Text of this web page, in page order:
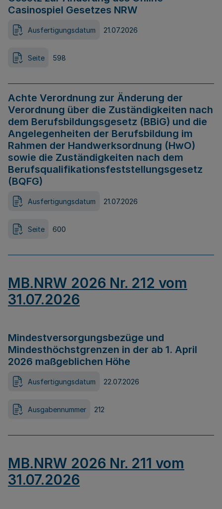
Casinospiel Gesetzes NRW
Ausfertigungsdatum 21.07.2026
Seite 598
Achte Verordnung zur Änderung der
Verordnung über die Zuständigkeiten nach
dem Berufsbildungsgesetz (BBiG) und die
Angelegenheiten der Berufsbildung im
Rahmen der Handwerksordnung (HwO)
sowie die Zuständigkeiten nach dem
Berufsqualifikationsfeststellungsgesetz
(BQFG)
Ausfertigungsdatum 21.07.2026
Seite 600
MB.NRW 2026 Nr. 212 vom
31.07.2026
Mindestversorgungsbezüge und
Mindesthöchstgrenzen in der ab 1. April
2026 maßgeblichen Höhe
Ausfertigungsdatum 22.07.2026
Ausgabennummer 212
MB.NRW 2026 Nr. 211 vom
31.07.2026